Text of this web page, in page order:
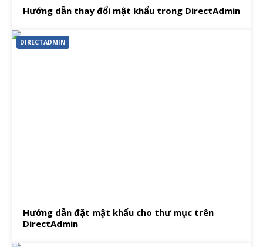
Hướng dẫn thay đổi mật khẩu trong DirectAdmin
DIRECTADMIN
Hướng dẫn đặt mật khẩu cho thư mục trên
DirectAdmin